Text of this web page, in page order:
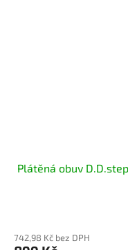
Plátěná obuv
742,98 Kč bez DPH